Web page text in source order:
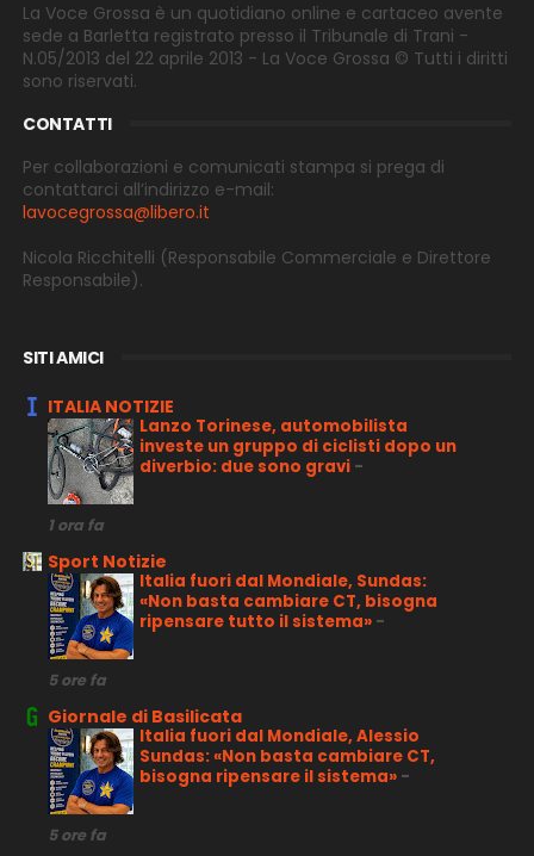
La Voce Grossa è un quotidiano online e cartaceo avente
sede a Barletta registrato presso il Tribunale di Trani -
N.05/2013 del 22 aprile 2013 - La Voce Grossa © Tutti i diritti
sono riservati.
CONTATTI
Per collaborazioni e comunicati stampa si prega di
contattarci all’indirizzo e-mail:
lavocegrossa@libero.it
Nicola Ricchitelli (Responsabile Commerciale e Direttore
Responsabile).
SITI AMICI
ITALIA NOTIZIE
Lanzo Torinese, automobilista
investe un gruppo di ciclisti dopo un
diverbio: due sono gravi -
1 ora fa
Sport Notizie
Italia fuori dal Mondiale, Sundas:
«Non basta cambiare CT, bisogna
ripensare tutto il sistema» -
5 ore fa
Giornale di Basilicata
Italia fuori dal Mondiale, Alessio
Sundas: «Non basta cambiare CT,
bisogna ripensare il sistema» -
5 ore fa